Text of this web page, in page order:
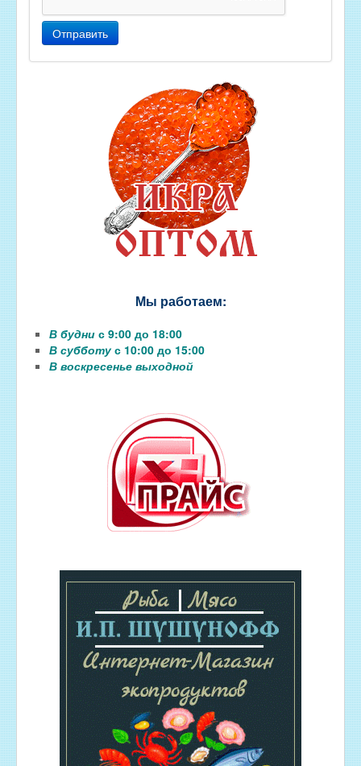
Отправить
Мы работаем:
В будни с 9:00 до 18:00
В субботус 10:00 до 15:00
В воскресенье выходной